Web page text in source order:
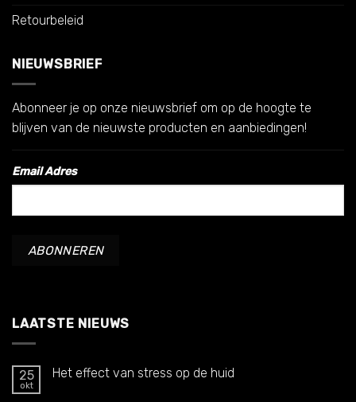
Retourbeleid
NIEUWSBRIEF
Abonneer je op onze nieuwsbrief om op de hoogte te
blijven van de nieuwste producten en aanbiedingen!
Email Adres
LAATSTE NIEUWS
25
okt
Het effect van stress op de huid